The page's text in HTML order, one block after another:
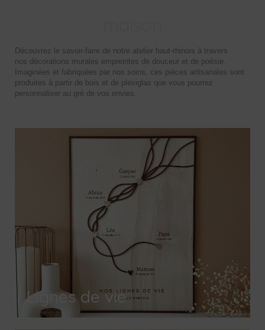
Découvrez le savoir-faire de notre atelier haut-rhinois à travers
nos décorations murales empreintes de douceur et de poésie.
Imaginées et fabriquées par nos soins, ces pièces artisanales sont
produites à partir de bois et de plexiglas que vous pourrez
personnaliser au gré de vos envies.
Lignes de vie